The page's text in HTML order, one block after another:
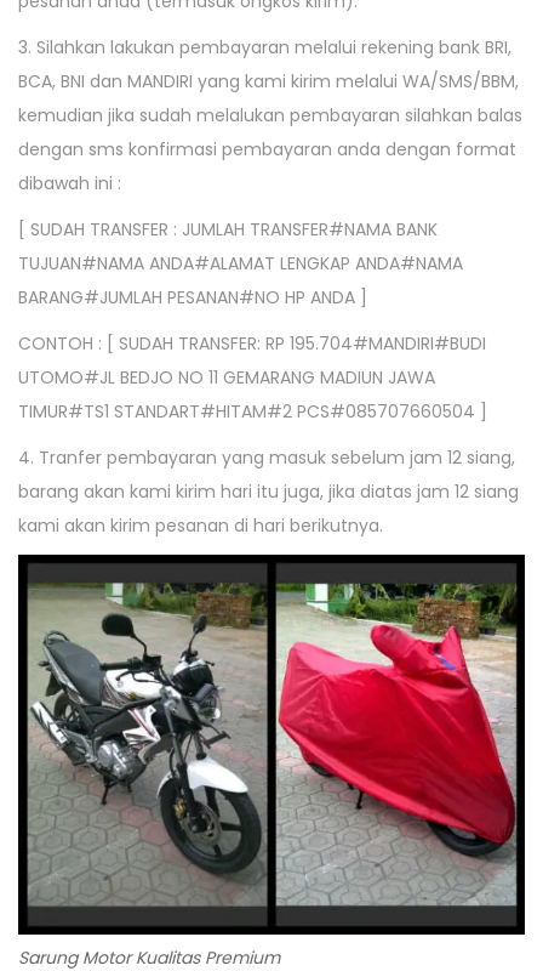
3. Silahkan lakukan pembayaran melalui rekening bank BRI,
BCA, BNI dan MANDIRI yang kami kirim melalui WA/SMS/BBM,
kemudian jika sudah melalukan pembayaran silahkan balas
dengan sms konfirmasi pembayaran anda dengan format
dibawah ini :
[ SUDAH TRANSFER : JUMLAH TRANSFER#NAMA BANK
TUJUAN#NAMA ANDA#ALAMAT LENGKAP ANDA#NAMA
BARANG#JUMLAH PESANAN#NO HP ANDA ]
CONTOH : [ SUDAH TRANSFER: RP 195.704#MANDIRI#BUDI
UTOMO#JL BEDJO NO 11 GEMARANG MADIUN JAWA
TIMUR#TS1 STANDART#HITAM#2 PCS#085707660504 ]
4. Tranfer pembayaran yang masuk sebelum jam 12 siang,
barang akan kami kirim hari itu juga, jika diatas jam 12 siang
kami akan kirim pesanan di hari berikutnya.
Sarung Motor Kualitas Premium